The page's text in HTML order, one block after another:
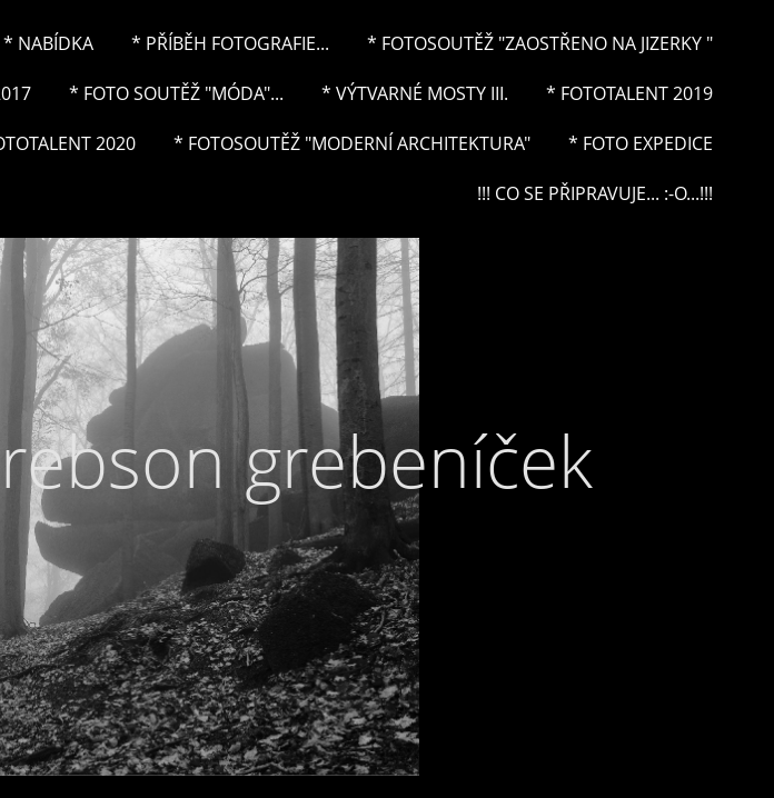
* NABÍDKA * PŘÍBĚH FOTOGRAFIE... * FOTOSOUTĚŽ "ZAOSTŘENO NA JIZERKY "
* FOTO SOUTĚŽ "MÓDA"... * VÝTVARNÉ MOSTY III. * FOTOTALENT 2019
2020 * FOTOSOUTĚŽ "MODERNÍ ARCHITEKTURA" * FOTO EXPEDICE
!!! CO SE PŘIPRAVUJE... :-O...!!!
grebeníček